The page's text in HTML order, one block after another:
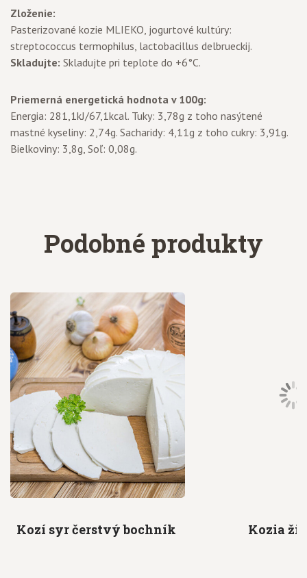
Zloženie:
Pasterizované kozie MLIEKO, jogurtové kultúry:
streptococcus termophilus, lactobacillus delbrueckij.
Skladujte: Skladujte pri teplote do +6°C.
Priemerná energetická hodnota v 100g:
Energia: 281,1kJ/67,1kcal. Tuky: 3,78g z toho nasýtené
mastné kyseliny: 2,74g. Sacharidy: 4,11g z toho cukry: 3,91g.
Bielkoviny: 3,8g, Soľ: 0,08g.
Podobné produkty
Kozí syrčerstvý bochník Kozia